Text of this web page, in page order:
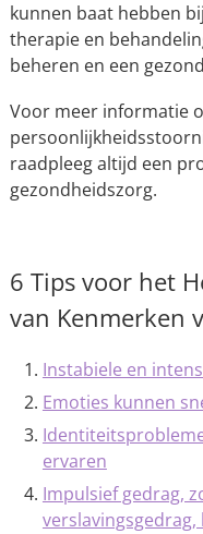
kunnen baat hebben
therapie en
beheren en een
Voor meer informatie
raadpleeg altijd een
gezondheidszorg.
6 Tips voor het
van Kenmerken
Instabiele en
Emoties kunnen
ervaren
Impulsief gedrag,
verslavingsgedrag,